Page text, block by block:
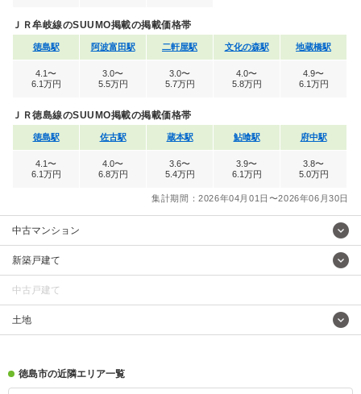
ＪＲ牟岐線のSUUMO掲載の掲載価格帯
徳島駅 阿波富田駅 二軒屋駅 文化の森駅 地蔵橋駅
4.1〜
6.1万円
3.0〜
5.5万円
3.0〜
5.7万円
4.0〜
5.8万円
4.9〜
6.1万円
ＪＲ徳島線のSUUMO掲載の掲載価格帯
徳島駅 佐古駅 蔵本駅 鮎喰駅 府中駅
4.1〜
6.1万円
4.0〜
6.8万円
3.6〜
5.4万円
3.9〜
6.1万円
3.8〜
5.0万円
集計期間：2026年04月01日〜2026年06月30日
中古マンション
新築戸建て
中古戸建て
土地
徳島市の近隣エリア一覧